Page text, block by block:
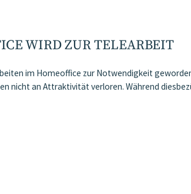
WIRD ZUR TELEARBEIT
im Homeoffice zur Notwendigkeit
nicht an Attraktivität verloren. Während